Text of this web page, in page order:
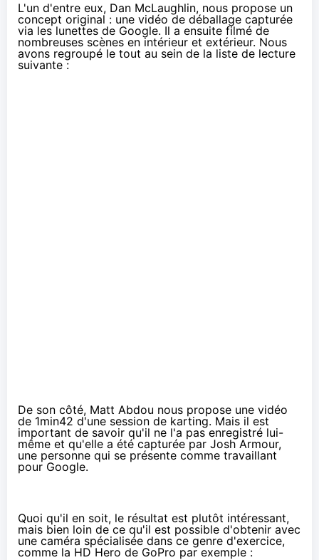
L'un d'entre eux, Dan McLaughlin, nous propose un
concept original : une vidéo de déballage capturée
via les lunettes de Google. Il a ensuite filmé de
nombreuses scènes en intérieur et extérieur. Nous
avons regroupé le tout au sein de la liste de lecture
suivante :
De son côté, Matt Abdou nous propose une vidéo
de 1min42 d'une session de karting. Mais il est
important de savoir qu'il ne l'a pas enregistré lui-
même et qu'elle a été capturée par Josh Armour,
une personne qui se présente comme travaillant
pour Google.
Quoi qu'il en soit, le résultat est plutôt intéressant,
mais bien loin de ce qu'il est possible d'obtenir avec
une caméra spécialisée dans ce genre d'exercice,
comme la HD Hero de GoPro par exemple :